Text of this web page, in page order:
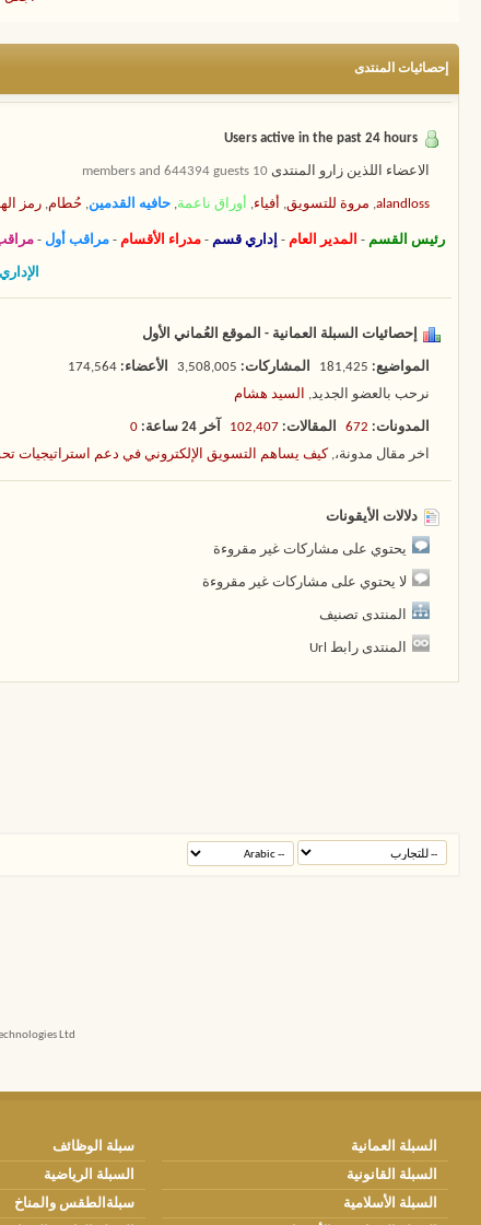
إحصائيات المنتدى
Users active in the past 24 hours
الاعضاء اللذين زارو المنتدى 10 members and 644394 guests
alandloss
, مروة للتسويق, أفياء, أوراق ناعمة, حافيه القدمين, حُطام, رمز
رئيس القسم - المدير العام - إداري قسم - مدراء الأقسام - مراقب أول -
الإداري
إحصائيات السبلة العمانية - الموقع العُماني الأول
المواضيع 181,425 المشاركات 3,508,005 الأعضاء
174,564
نرحب بالعضو الجديد,
السيد هشام
المدونات 672 المقالات 102,407 آخر 24 ساعة
0
اخر مقال مدونة،, كيف يساهم التسويق الإلكتروني في دعم استراتيجيات
دلالات الأيقونات
يحتوي على مشاركات غير مقروءة
لا يحتوي على مشاركات غير مقروءة
المنتدى تصنيف
المنتدى رابط Url
Ltd.
السبلة العمانية
سبلة الوظائف
السبلة القانونية
السبلة الرياضية
السبلة الأسلامية
سبلةالطقس والمناخ